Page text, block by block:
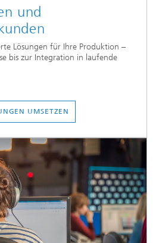
und
Lösungen für Ihre Produktion –
bis zur Integration in laufende
UMSETZEN